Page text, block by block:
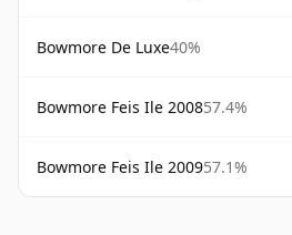
Bowmore De Luxe40%
Bowmore Feis Ile 200857.4%
Bowmore Feis Ile 200957.1%